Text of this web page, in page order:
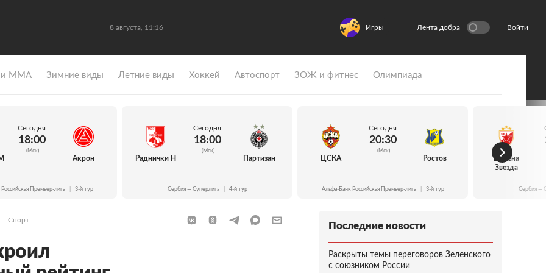
8 августа, 11:16 Игры Лента добра Войти
и ММА Зимние виды Летние виды Хоккей Автоспорт ЗОЖ и фитнес Олимпиада
Сегодня
18:00
(Мск)
Акрон
Премьер-лига 3-й тур
Раднички Н
Сегодня
18:00
(Мск)
Партизан
Сербия — Суперлига 4-й тур
ЦСКА
Сегодня
20:30
(Мск)
Ростов
Альфа-Банк Российская Премьер-лига 3-й тур
Црвена
Звезда
Сербия —
Спорт
Последние новости
Раскрыты темы переговоров Зеленского
с союзником России